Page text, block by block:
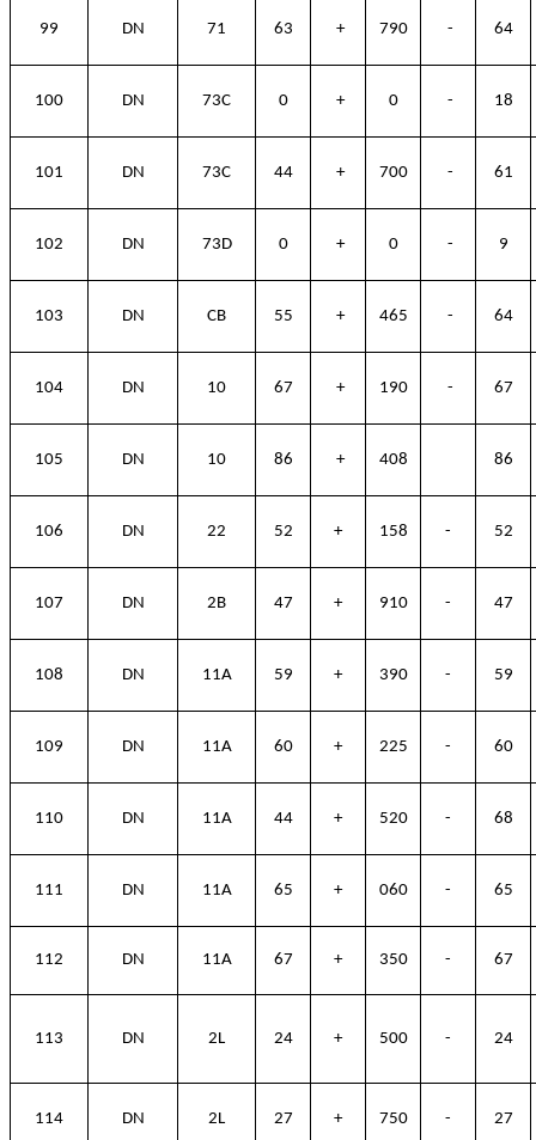
99 DN 71 63 + 790 - 64
100 DN 73C 0 + 0 - 18
101 DN 73C 44 + 700 - 61
102 DN 73D 0 + 0 - 9
103 DN CB 55 + 465 - 64
104 DN 10 67 + 190 - 67
105 DN 10 86 + 408 86
106 DN 22 52 + 158 - 52
107 DN 2B 47 + 910 - 47
108 DN 11A 59 + 390 - 59
109 DN 11A 60 + 225 - 60
110 DN 11A 44 + 520 - 68
111 DN 11A 65 + 060 - 65
112 DN 11A 67 + 350 - 67
113 DN 2L 24 + 500 - 24
114 DN 2L 27 + 750 - 27